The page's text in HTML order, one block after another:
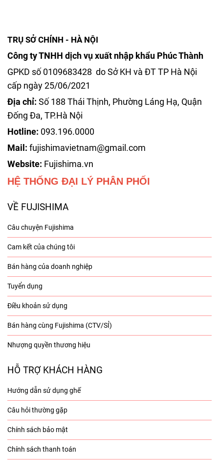
TRỤ SỞ CHÍNH - HÀ NỘI
Công ty TNHH dịch vụ xuất nhập khẩu Phúc Thành
GPKD số 0109683428 do Sở KH và ĐT TP Hà Nội
cấp ngày 25/06/2021
Địa chỉ: Số 188 Thái Thịnh, Phường Láng Hạ, Quận
Đống Đa, TP.Hà Nội
Hotline: 093.196.0000
Mail: fujishimavietnam@gmail.com
Website: Fujishima.vn
HỆ THỐNG ĐẠI LÝ PHÂN PHỐI
VỀ FUJISHIMA
Câu chuyện Fujishima
Cam kết của chúng tôi
Bán hàng của doanh nghiệp
Tuyển dụng
Điều khoản sử dụng
Bán hàng cùng Fujishima (CTV/SỈ)
Nhượng quyền thương hiệu
HỖ TRỢ KHÁCH HÀNG
Hướng dẫn sử dụng ghế
Câu hỏi thường gặp
Chính sách bảo mật
Chính sách thanh toán